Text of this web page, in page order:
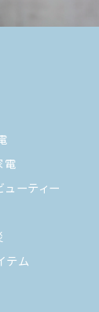
電
ューティー
テム